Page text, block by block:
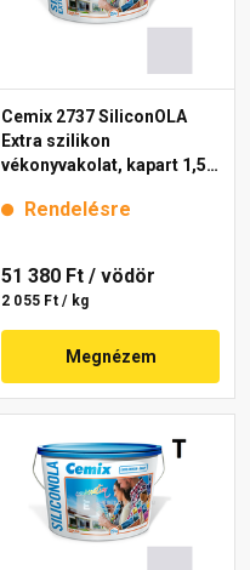
Cemix 2737 SiliconOLA
Extra szilikon
vékonyvakolat, kapart 1,5
Rendelésre
51 380 Ft / vödör
2 055 Ft / kg
Megnézem